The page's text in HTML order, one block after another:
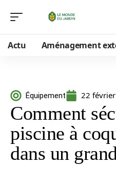
Actu Aménagement
Équipement 22
Comment
piscine à
dans un